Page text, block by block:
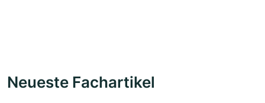
Neueste Fachartikel